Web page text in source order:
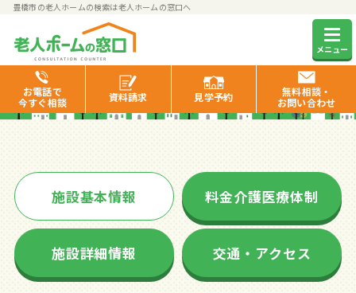
豊橋市の老人ホームの検索は老人ホームの窓口へ
メニュー
お電話で
今すぐ相談
資料請求 見学予約
無料相談・
お問い合わせ
穂乃国ふじさわ翔裕館
施設基本情報 料金介護医療体制
施設詳細情報 交通・アクセス